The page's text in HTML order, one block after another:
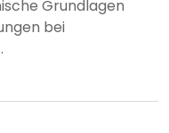
Grundlagen
bei